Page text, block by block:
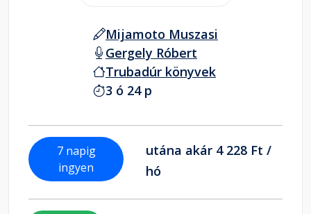
Mijamoto Muszasi
Gergely Róbert
Trubadúr könyvek
3 ó 24 p
7 napig
ingyen
utána akár 4 228 Ft /
hó